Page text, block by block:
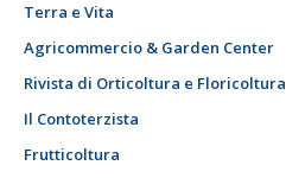
Terra e Vita
Agricommercio & Garden Center
Rivista di Orticoltura e Floricoltura
Il Contoterzista
Frutticoltura